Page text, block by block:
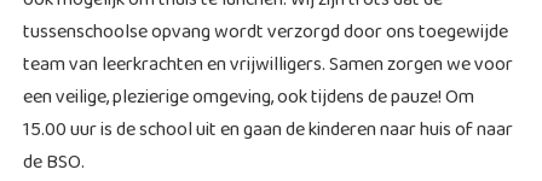
tussenschoolse opvang wordt verzorgd door ons toegewijde
team van leerkrachten en vrijwilligers. Samen zorgen we voor
een veilige, plezierige omgeving, ook tijdens de pauze! Om
15.00 uur is de school uit en gaan de kinderen naar huis of naar
de BSO.